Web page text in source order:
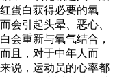
蛋白获得必要的氧
会引起头晕、恶心、
会重新与氧气结合，
且，对于中年人而
说，运动员的心率都